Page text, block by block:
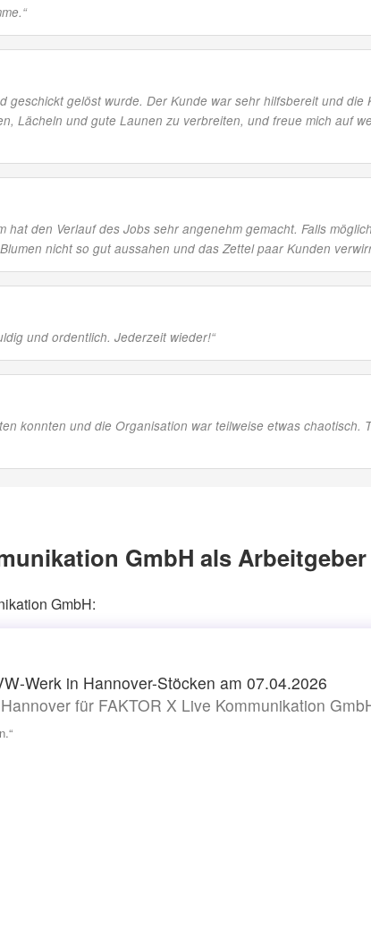
“
gelöst wurde. Der Kunde war sehr hilfsbereit und die
Lächeln und gute Launen zu verbreiten, und freue mich auf
den Verlauf des Jobs sehr angenehm gemacht. Falls
nicht so gut aussahen und das Zettel paar Kunden
und ordentlich. Jederzeit wieder!“
konnten und die Organisation war teilweise etwas chaotisch.
GmbH als Arbeitgeber
GmbH:
Werk in Hannover-Stöcken am 07.04.2026
für FAKTOR X Live Kommunikation